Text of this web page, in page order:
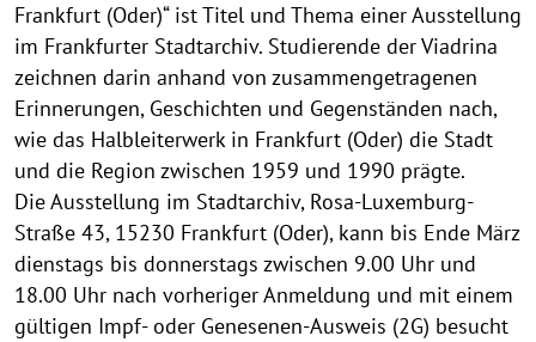
Frankfurt (Oder)“ ist Titel und Thema einer Ausstellung
im Frankfurter Stadtarchiv. Studierende der Viadrina
zeichnen darin anhand von zusammengetragenen
Erinnerungen, Geschichten und Gegenständen nach,
wie das Halbleiterwerk in Frankfurt (Oder) die Stadt
und die Region zwischen 1959 und 1990 prägte.
Die Ausstellung im Stadtarchiv, Rosa-Luxemburg-
Straße 43, 15230 Frankfurt (Oder), kann bis Ende März
dienstags bis donnerstags zwischen 9.00 Uhr und
18.00 Uhr nach vorheriger Anmeldung und mit einem
gültigen Impf- oder Genesenen-Ausweis (2G) besucht